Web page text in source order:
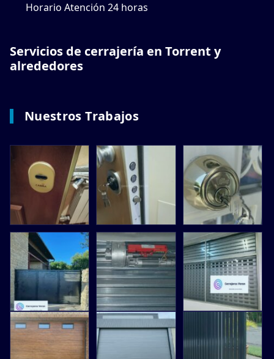
Horario Atención 24 horas
Servicios de cerrajería en Torrent y
alrededores
Nuestros Trabajos